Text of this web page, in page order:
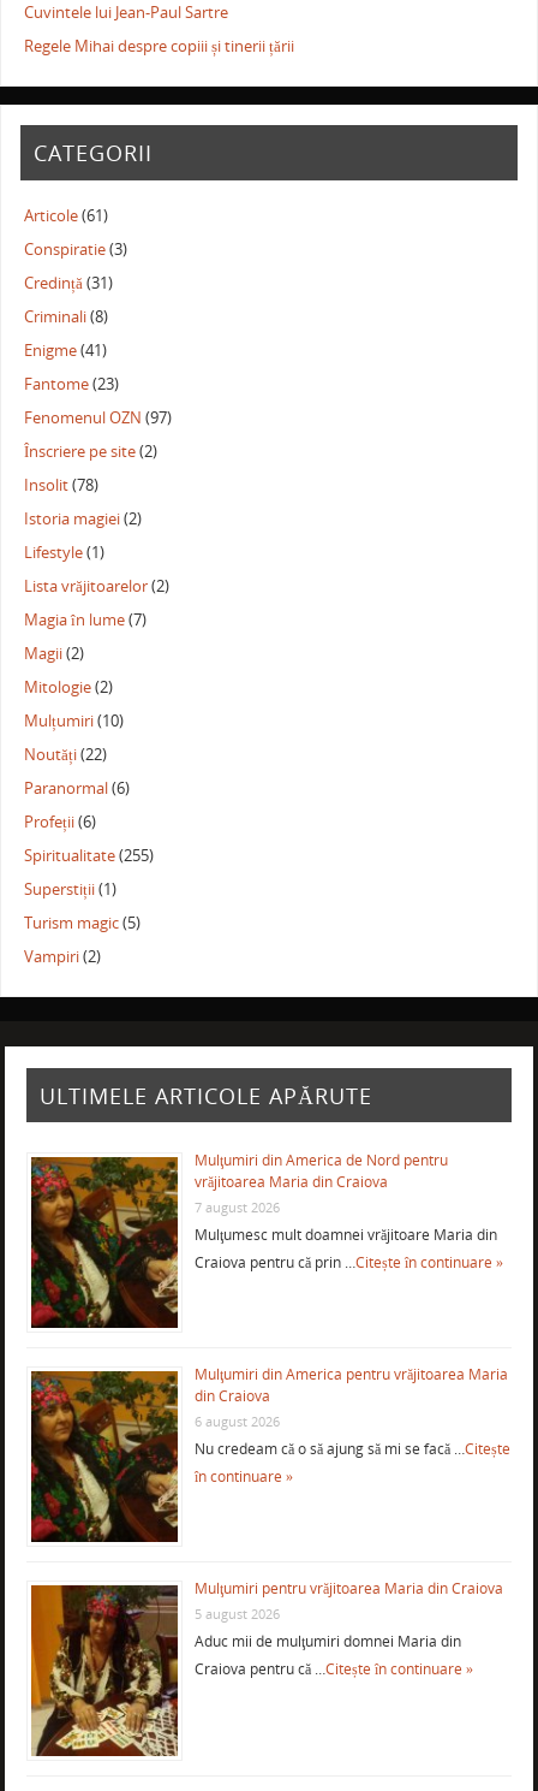
Cuvintele lui Jean-Paul Sartre
Regele Mihai despre copiii și tinerii țării
CATEGORII
Articole(61)
Conspiratie(3)
Credință(31)
Criminali(8)
Enigme(41)
Fantome(23)
Fenomenul OZN (97)
Înscriere pe site(2)
Insolit(78)
Istoria magiei(2)
Lifestyle(1)
Lista vrăjitoarelor(2)
Magia în lume(7)
Magii(2)
Mitologie(2)
Mulțumiri(10)
Noutăți(22)
Paranormal(6)
Profeții(6)
Spiritualitate(255)
Superstiții(1)
Turism magic(5)
Vampiri(2)
ULTIMELE ARTICOLE APĂRUTE
Mulţumiri din America de Nord pentru
vrăjitoarea Maria din Craiova
7 august 2026
Mulţumesc mult doamnei vrăjitoare Maria din
Craiova pentru că prin …Citește în continuare »
Mulţumiri din America pentru vrăjitoarea Maria
din Craiova
6 august 2026
Nu credeam că o să ajung să mi se facă …Citește
în continuare »
Mulţumiri pentru vrăjitoarea Maria din Craiova
5 august 2026
Aduc mii de mulţumiri domnei Maria din
Craiova pentru că …Citește în continuare »